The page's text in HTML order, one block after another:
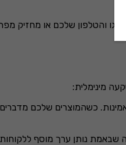
והטלפון שלכם או מחזיק
מינימלית:
כשהמוצרים שלכם
שבאמת נותן ערך מוסף ללקוחות